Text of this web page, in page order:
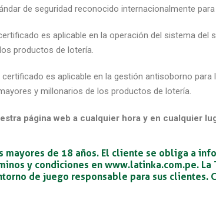
de seguridad reconocido internacionalmente
es aplicable en la operación del sistema del
productos de lotería.
certificado es aplicable en la gestión antisoborno
y millonarios de los productos de lotería.
página web a cualquier hora y en cualquier
mayores de 18 años. El cliente se obliga a
y condiciones en www.latinka.com.pe. La
de juego responsable para sus clientes.